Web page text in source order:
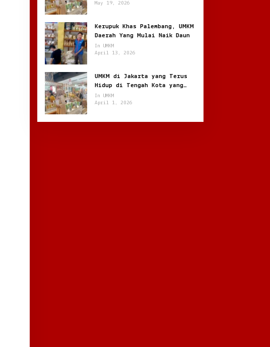
Besar
May 19, 2026
Kerupuk Khas Palembang, UMKM
Daerah Yang Mulai Naik Daun
In UMKM
April 13, 2026
UMKM di Jakarta yang Terus
Hidup di Tengah Kota yang
Bergerak Cepat
In UMKM
April 1, 2026